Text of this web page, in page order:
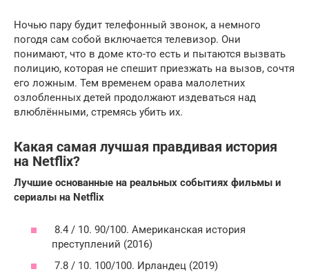
Ночью пару будит телефонный звонок, а немного
погодя сам собой включается телевизор. Они
понимают, что в доме кто-то есть и пытаются вызвать
полицию, которая не спешит приезжать на вызов, сочтя
его ложным. Тем временем орава малолетних
озлобленных детей продолжают издеваться над
влюблёнными, стремясь убить их.
Какая самая лучшая правдивая история
на Netflix?
Лучшие основанные на реальных событиях фильмы и
сериалы на Netflix
8.4 / 10. 90/100. Американская история
преступлений (2016)
7.8 / 10. 100/100. Ирландец (2019)